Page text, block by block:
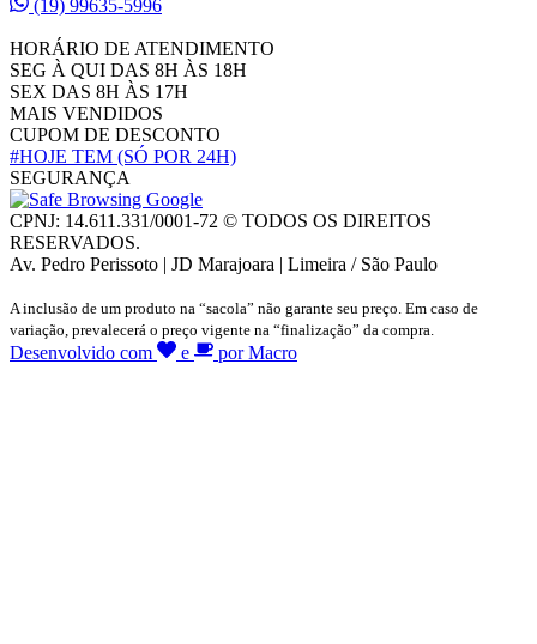
(19) 99635-5996
HORÁRIO DE ATENDIMENTO
SEG À QUI DAS 8H ÀS 18H
SEX DAS 8H ÀS 17H
MAIS VENDIDOS
CUPOM DE DESCONTO
#HOJE TEM (SÓ POR 24H)
SEGURANÇA
CPNJ: 14.611.331/0001-72 © TODOS OS DIREITOS
RESERVADOS.
Av. Pedro Perissoto | JD Marajoara | Limeira / São Paulo
A inclusão de um produto na “sacola” não garante seu preço. Em caso de
variação, prevalecerá o preço vigente na “finalização” da compra.
Desenvolvido com e por Macro